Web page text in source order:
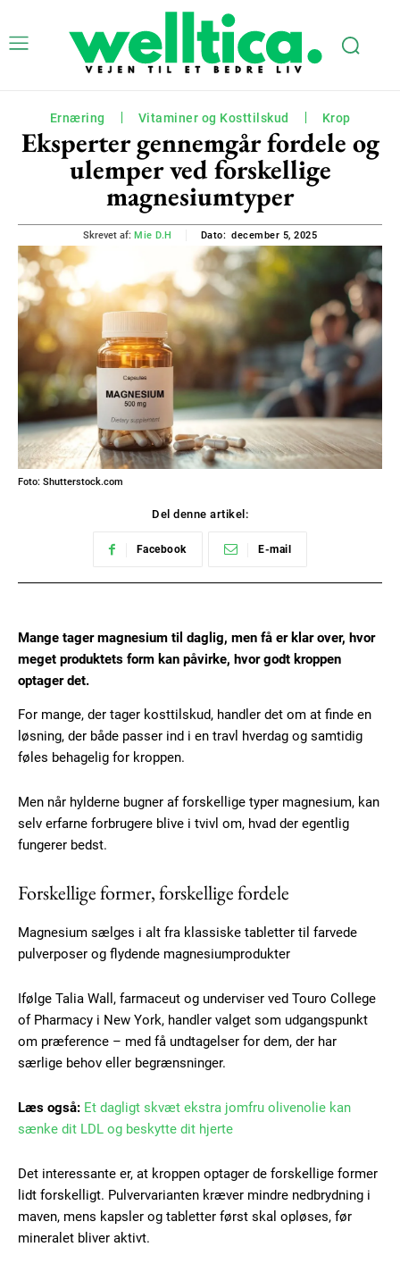
Ernæring Vitaminer og Kosttilskud Krop
Eksperter gennemgår fordele og
ulemper ved forskellige
magnesiumtyper
Skrevet af: Mie D.H Dato: december 5, 2025
Foto: Shutterstock.com
Del denne artikel:
Facebook E-mail
Mange tager magnesium til daglig, men få er klar over, hvor
meget produktets form kan påvirke, hvor godt kroppen
optager det.
For mange, der tager kosttilskud, handler det om at finde en
løsning, der både passer ind i en travl hverdag og samtidig
føles behagelig for kroppen.
Men når hylderne bugner af forskellige typer magnesium, kan
selv erfarne forbrugere blive i tvivl om, hvad der egentlig
fungerer bedst.
Forskellige former, forskellige fordele
Magnesium sælges i alt fra klassiske tabletter til farvede
pulverposer og flydende magnesiumprodukter
Ifølge Talia Wall, farmaceut og underviser ved Touro College
of Pharmacy i New York, handler valget som udgangspunkt
om præference – med få undtagelser for dem, der har
særlige behov eller begrænsninger.
Læs også: Et dagligt skvæt ekstra jomfru olivenolie kan
sænke dit LDL og beskytte dit hjerte
Det interessante er, at kroppen optager de forskellige former
lidt forskelligt. Pulvervarianten kræver mindre nedbrydning i
maven, mens kapsler og tabletter først skal opløses, før
mineralet bliver aktivt.